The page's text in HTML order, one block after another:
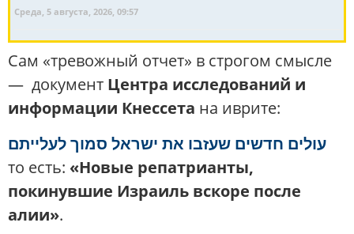
Среда, 5 августа, 2026, 09:57
Сам «тревожный отчет» в строгом смысле
— документ Центра исследований и
информации Кнессета на иврите:
עולים חדשים שעזבו את ישראל סמוך לעלייתם
то есть: «Новые репатрианты,
покинувшие Израиль вскоре после
алии».